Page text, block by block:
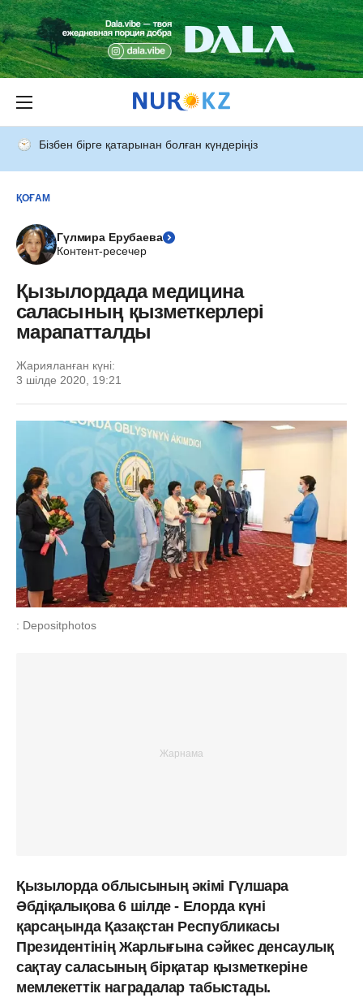
Бізбен бірге қатарынан болған күндеріңіз
ҚОҒАМ
Гүлмира Ерубаева
Контент-ресечер
Қызылордада медицина
саласының қызметкерлері
марапатталды
Жарияланған күні:
3 шілде 2020, 19:21
: Depositphotos
Қызылорда облысының әкімі Гүлшара
Әбдіқалықова 6 шілде - Елорда күні
қарсаңында Қазақстан Республикасы
Президентінің Жарлығына сәйкес денсаулық
сақтау саласының бірқатар қызметкеріне
мемлекеттік наградалар табыстады.